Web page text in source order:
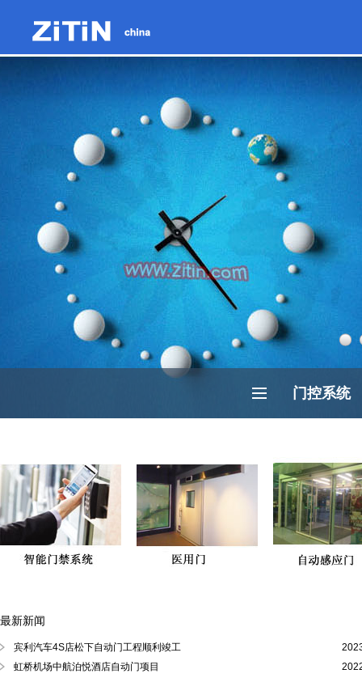
门控系统
最新新闻
宾利汽车4S店松下自动门工程顺利竣工
虹桥机场中航泊悦酒店自动门项目